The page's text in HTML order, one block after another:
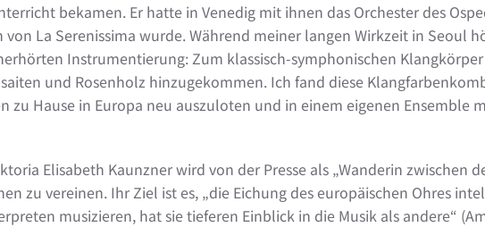
bekamen. Er hatte in Venedig mit ihnen das Orchester des
La Serenissima wurde. Während meiner langen Wirkzeit in Seoul
Instrumentierung: Zum klassisch-symphonischen
und Rosenholz hinzugekommen. Ich fand diese
zu Hause in Europa neu auszuloten und in einem eigenen Ensemble
Elisabeth Kaunzner wird von der Presse als „Wanderin zwischen
zu vereinen. Ihr Ziel ist es, „die Eichung des europäischen Ohres
musizieren, hat sie tieferen Einblick in die Musik als andere“